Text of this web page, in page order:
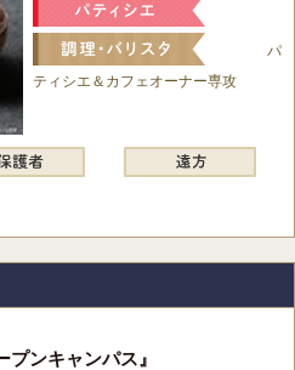
パ
ティシエ＆カフェオーナー専攻
ンキャンパス』